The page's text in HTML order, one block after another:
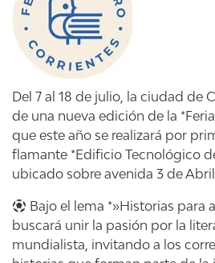
Del 7 al 18 de julio, la ciudad de
de una nueva edición de la
que este año se realizará por
flamante *Edificio Tecnológico
ubicado sobre avenida 3 de Abril
Bajo el lema *»Historias para
buscará unir la pasión por la
mundialista, invitando a los